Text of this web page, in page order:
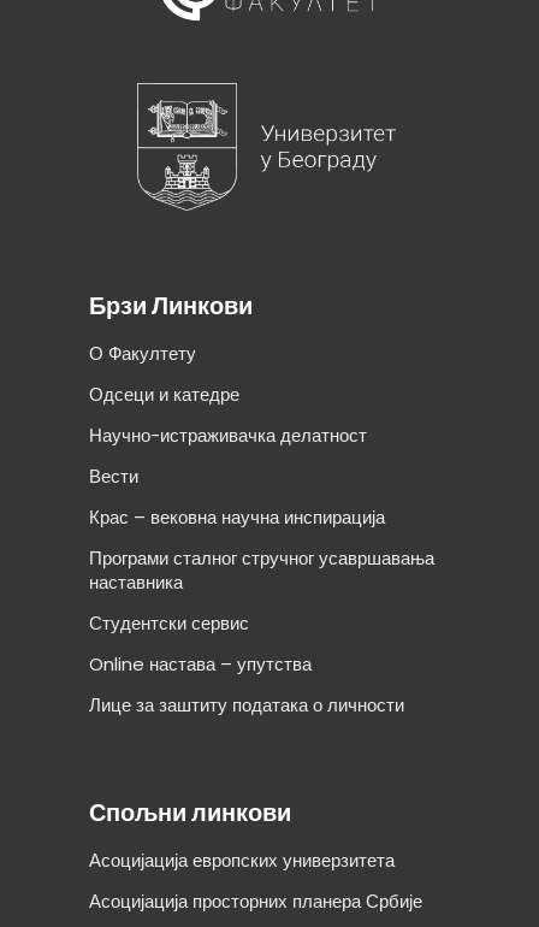
Брзи Линкови
О Факултету
Одсеци и катедре
Научно-истраживачка делатност
Вести
Крас – вековна научна инспирација
Програми сталног стручног усавршавања
наставника
Студентски сервис
Online настава – упутства
Лице за заштиту података о личности
Спољни линкови
Асоцијација европских универзитета
Асоцијација просторних планера Србије